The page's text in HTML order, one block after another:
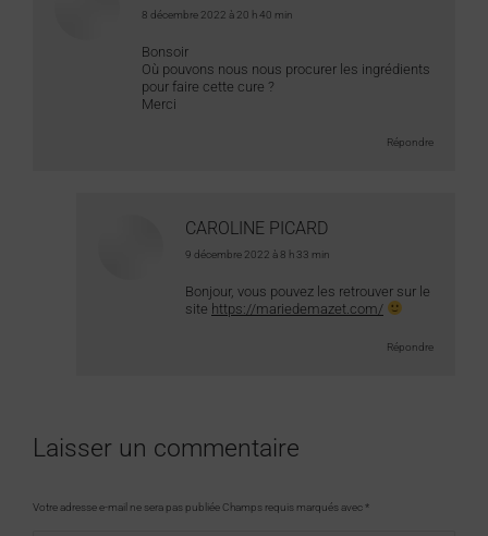
dit
8 décembre 2022 à 20 h 40 min
Bonsoir
Où pouvons nous nous procurer les ingrédients
pour faire cette cure ?
Merci
Répondre
CAROLINE PICARD
dit
9 décembre 2022 à 8 h 33 min
Bonjour, vous pouvez les retrouver sur le
site https://mariedemazet.com/
Répondre
Laisser un commentaire
Votre adresse e-mail ne sera pas publiée Champs requis marqués avec*